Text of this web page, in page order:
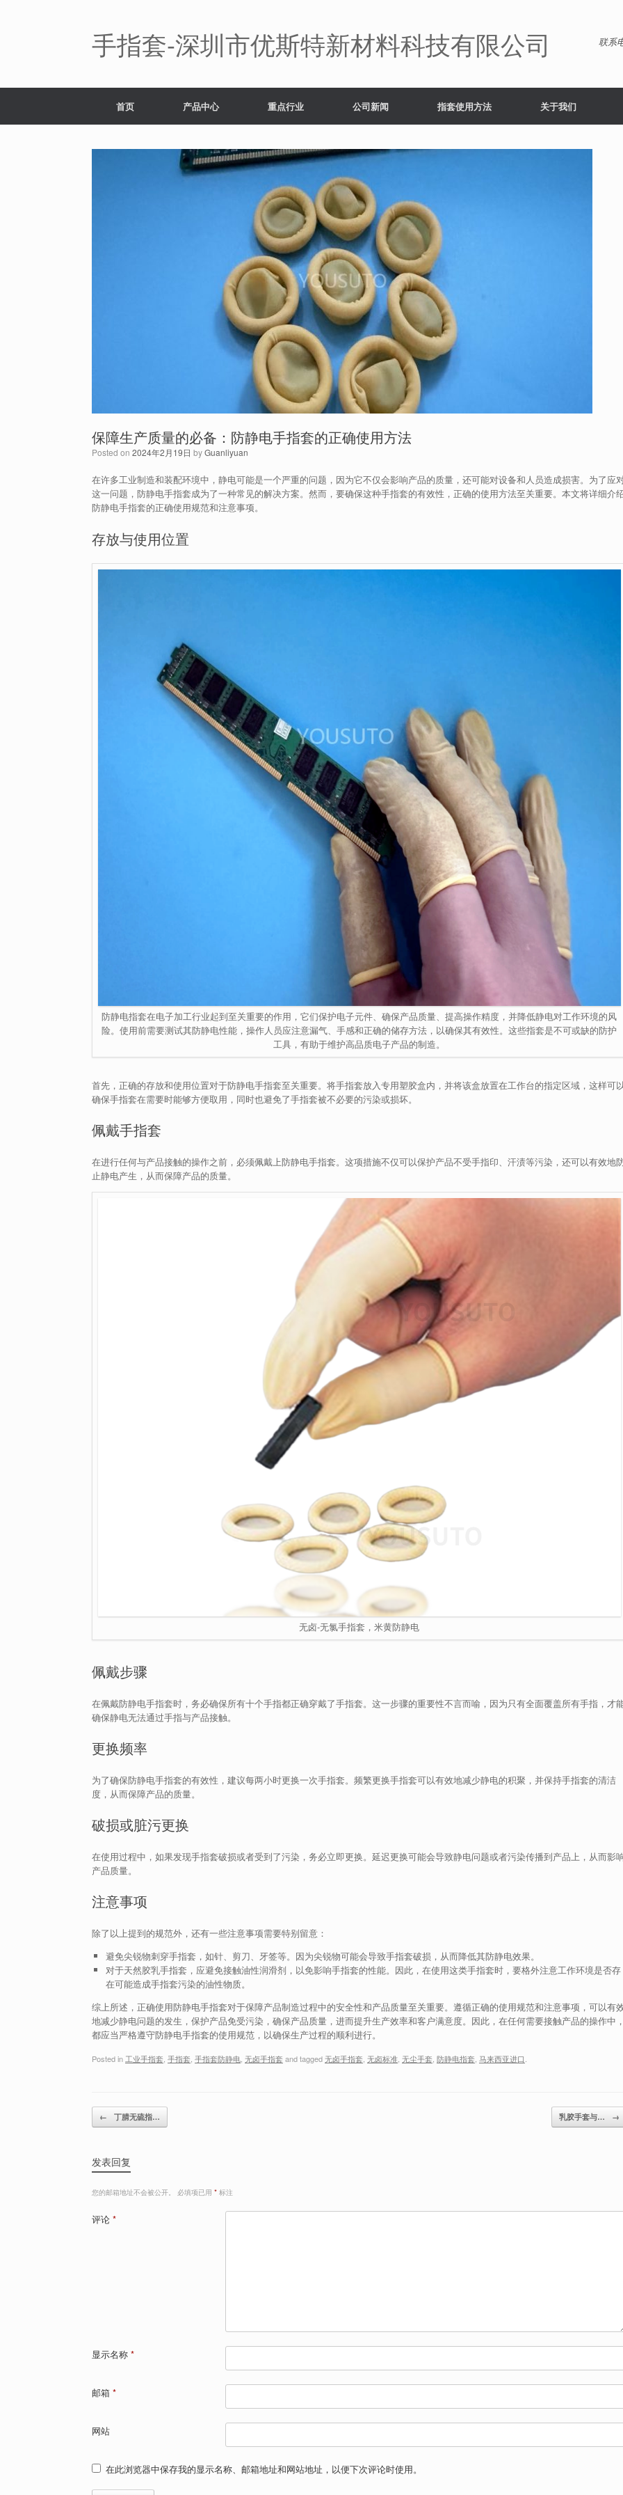
手指套-深圳市优斯特新材料科技有限公司 联系
首页 产品中心 重点行业 公司新闻 指套使用方法 关于我们
保障生产质量的必备：防静电手指套的正确使用方法
Posted on 2024年2月19日 byGuanliyuan
在许多工业制造和装配环境中，静电可能是一个严重的问题，因为它不仅会影响产品的质量，还可能对设备和人员造成损害。为了应
这一问题，防静电手指套成为了一种常见的解决方案。然而，要确保这种手指套的有效性，正确的使用方法至关重要。本文将详细介
防静电手指套的正确使用规范和注意事项。
存放与使用位置
防静电指套在电子加工行业起到至关重要的作用，它们保护电子元件、确保产品质量、提高操作精度，并降低静电对工作环境的风
险。使用前需要测试其防静电性能，操作人员应注意漏气、手感和正确的储存方法，以确保其有效性。这些指套是不可或缺的防护
工具，有助于维护高品质电子产品的制造。
首先，正确的存放和使用位置对于防静电手指套至关重要。将手指套放入专用塑胶盒内，并将该盒放置在工作台的指定区域，这样可
确保手指套在需要时能够方便取用，同时也避免了手指套被不必要的污染或损坏。
佩戴手指套
在进行任何与产品接触的操作之前，必须佩戴上防静电手指套。这项措施不仅可以保护产品不受手指印、汗渍等污染，还可以有效地
止静电产生，从而保障产品的质量。
无卤-无氯手指套，米黄防静电
佩戴步骤
在佩戴防静电手指套时，务必确保所有十个手指都正确穿戴了手指套。这一步骤的重要性不言而喻，因为只有全面覆盖所有手指，才
确保静电无法通过手指与产品接触。
更换频率
为了确保防静电手指套的有效性，建议每两小时更换一次手指套。频繁更换手指套可以有效地减少静电的积聚，并保持手指套的清洁
度，从而保障产品的质量。
破损或脏污更换
在使用过程中，如果发现手指套破损或者受到了污染，务必立即更换。延迟更换可能会导致静电问题或者污染传播到产品上，从而影
产品质量。
注意事项
除了以上提到的规范外，还有一些注意事项需要特别留意：
避免尖锐物刺穿手指套，如针、剪刀、牙签等。因为尖锐物可能会导致手指套破损，从而降低其防静电效果。
对于天然胶乳手指套，应避免接触油性润滑剂，以免影响手指套的性能。因此，在使用这类手指套时，要格外注意工作环境是否存
在可能造成手指套污染的油性物质。
综上所述，正确使用防静电手指套对于保障产品制造过程中的安全性和产品质量至关重要。遵循正确的使用规范和注意事项，可以有
地减少静电问题的发生，保护产品免受污染，确保产品质量，进而提升生产效率和客户满意度。因此，在任何需要接触产品的操作中
都应当严格遵守防静电手指套的使用规范，以确保生产过程的顺利进行。
Posted in 工业手指套 手指套 手指套防静电 无卤手指套and tagged无卤手指套 无卤标准 无尘手套 防静电指套 马来西亚进口
Post navigation
← 丁腈无硫指… 乳胶手套与… →
发表回复
您的邮箱地址不会被公开。 必填项已用 * 标注
评论 *
显示名称 *
邮箱 *
网站
在此浏览器中保存我的显示名称、邮箱地址和网站地址，以便下次评论时使用。